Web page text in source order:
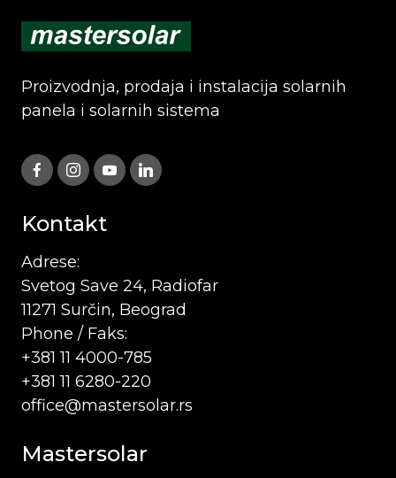
Proizvodnja, prodaja i instalacija solarnih
panela i solarnih sistema
Kontakt
Adrese:
Svetog Save 24, Radiofar
11271 Surčin, Beograd
Phone / Faks:
+381 11 4000-785
+381 11 6280-220
office@mastersolar.rs
Mastersolar